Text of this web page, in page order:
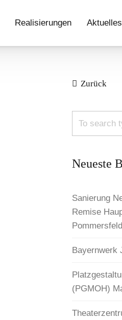
Realisierungen Aktuelles
Zurück
Neueste
Sanierung
Remise
Bayernwerk
(PGMOH)